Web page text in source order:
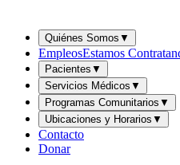
Quiénes Somos ▼
EmpleosEstamos
Pacientes ▼
Servicios Médicos ▼
Programas Comunitarios ▼
Ubicaciones y Horarios ▼
Contacto
Donar